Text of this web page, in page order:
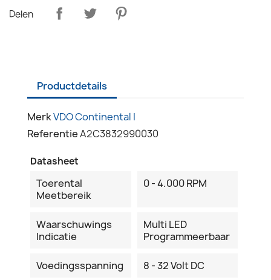
Delen
Productdetails
MerkVDO Continental I
ReferentieA2C3832990030
Datasheet
Toerental
Meetbereik
0 - 4.000 RPM
Waarschuwings
Indicatie
Multi LED
Programmeerbaar
Voedingsspanning 8 - 32 Volt DC